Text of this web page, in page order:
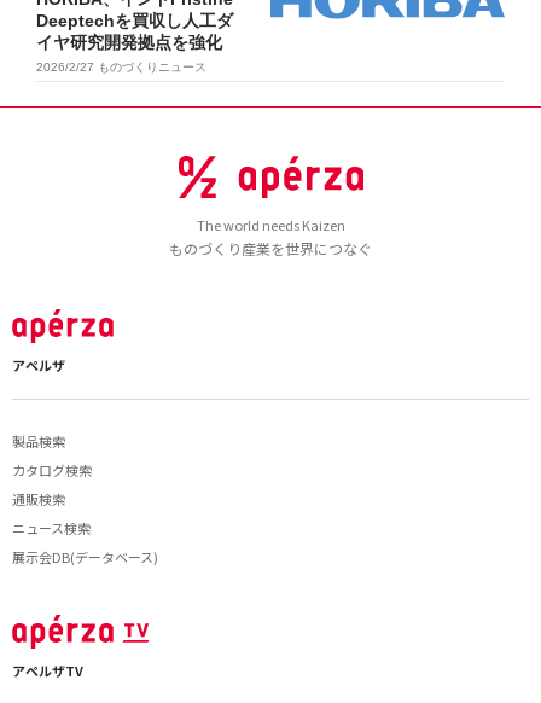
Deeptechを買収し人工ダ
イヤ研究開発拠点を強化
2026/2/27 ものづくりニュース
The world needs Kaizen
ものづくり産業を世界につなぐ
アペルザ
製品検索
カタログ検索
通販検索
ニュース検索
展示会DB(データベース)
アペルザTV